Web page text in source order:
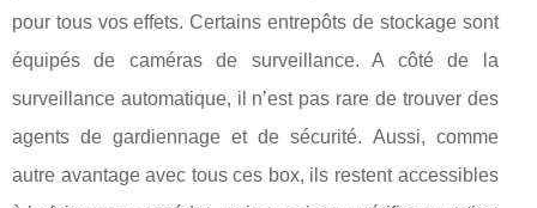
pour tous vos effets. Certains entrepôts de stockage sont
équipés de caméras de surveillance. A côté de la
surveillance automatique, il n’est pas rare de trouver des
agents de gardiennage et de sécurité. Aussi, comme
autre avantage avec tous ces box, ils restent accessibles